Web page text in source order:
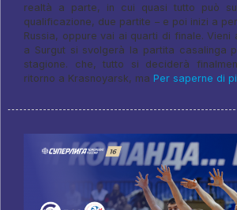
realtà a parte, in cui quasi tutto può
qualificazione, due partite – e poi inizi a
Russia, oppure vai ai quarti di finale. Vieni
a Surgut si svolgerà la partita casalinga
stagione. che, tutto si deciderà
ritorno a Krasnoyarsk, ma Per saperne di